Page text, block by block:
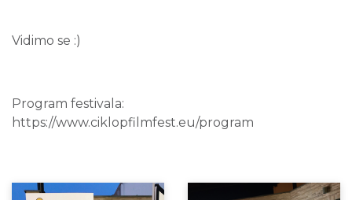
Vidimo se :)
Program festivala:
https://www.ciklopfilmfest.eu/program